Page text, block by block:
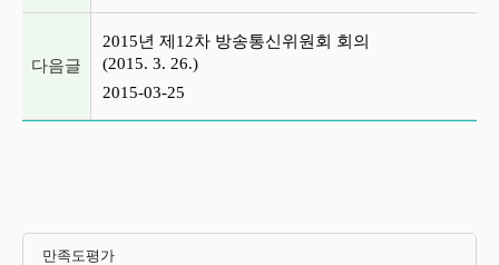
다음글
2015년 제12차 방송통신위원회 회의
(2015. 3. 26.)
2015-03-25
만족도평가